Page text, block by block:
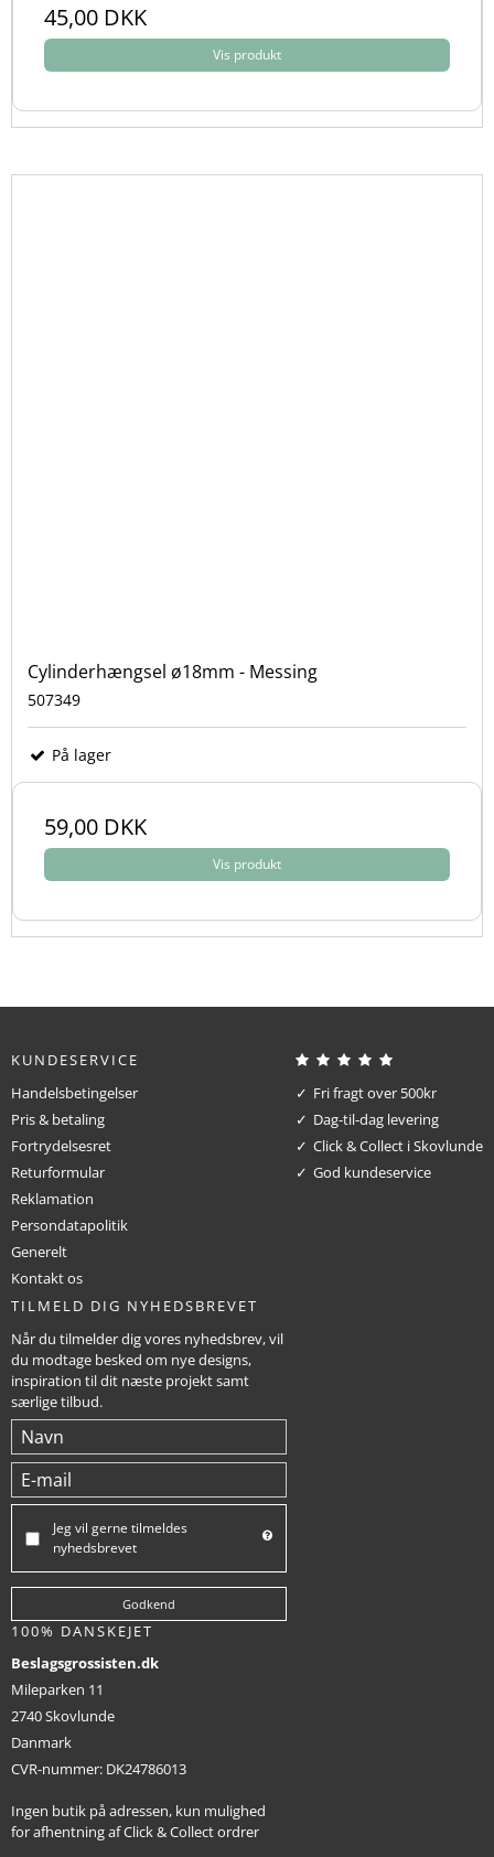
45,00 DKK
Vis produkt
Cylinderhængsel ø18mm - Messing
507349
På lager
59,00 DKK
Vis produkt
KUNDESERVICE
Handelsbetingelser
Pris & betaling
Fortrydelsesret
Returformular
Reklamation
Persondatapolitik
Generelt
Kontakt os
Fri fragt over 500kr
Dag-til-dag levering
Click & Collect i Skovlunde
God kundeservice
TILMELD DIG NYHEDSBREVET
Når du tilmelder dig vores nyhedsbrev, vil
du modtage besked om nye designs,
inspiration til dit næste projekt samt
særlige tilbud.
Jeg vil gerne tilmeldes
nyhedsbrevet
Godkend
100% DANSKEJET
Beslagsgrossisten.dk
Mileparken 11
2740 Skovlunde
Danmark
CVR-nummer: DK24786013
Ingen butik på adressen, kun mulighed
for afhentning af Click & Collect ordrer